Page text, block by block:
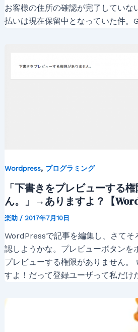
お客様の住所の確認が完了していな
払いは現在保留中となっていた件。
Wordpress, プログラミング
「下書きをプレビューする
ん。」→ありますよ？【
楽助 / 2017年7月10日
WordPressで記事を編集し、さてそ
認しようかな。プレビューボタンを
プレビューする権限がありません。
すよ！だって登録ユーザって私だけ